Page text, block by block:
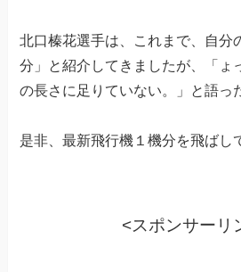
北口榛花選手は、これまで、自分
分」と紹介してきましたが、「ょ
の長さに足りていない。」と語っ
是非、最新飛行機１機分を飛ばし
<スポンサーリ